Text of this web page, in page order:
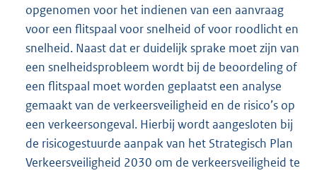
opgenomen voor het indienen van een aanvraag
voor een flitspaal voor snelheid of voor roodlicht en
snelheid. Naast dat er duidelijk sprake moet zijn van
een snelheidsprobleem wordt bij de beoordeling of
een flitspaal moet worden geplaatst een analyse
gemaakt van de verkeersveiligheid en de risico’s op
een verkeersongeval. Hierbij wordt aangesloten bij
de risicogestuurde aanpak van het Strategisch Plan
Verkeersveiligheid 2030 om de verkeersveiligheid te